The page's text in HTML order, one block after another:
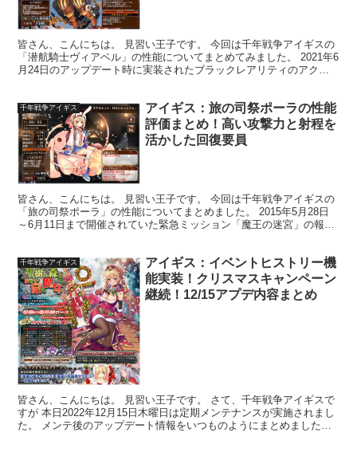
皆さん、こんにちは。 見習い王子です。 今回は千年戦争アイギスの
「潜航騎士ヴィアベル」の性能についてまとめてみました。 2021年6
月24日のアップデート時に実装されたブラックレアリティのアクア
千年戦争アイギス
アイギス：旅の司祭ポーラの性能
評価まとめ！高い攻撃力と射程を
活かした回復要員
皆さん、こんにちは。 見習い王子です。 今回は千年戦争アイギスの
「旅の司祭ポーラ」の性能についてまとめました。 2015年5月28日
～6月11日まで開催されていた緊急ミッション「魔王の迷宮」の報酬
千年戦争アイギス
アイギス：イベントヒストリー機
能実装！クリスマスキャンペーン
継続！12/15アプデ内容まとめ
皆さん、こんにちは。 見習い王子です。 さて、千年戦争アイギスで
すが 本日2022年12月15日木曜日は定期メンテナンスが実施されまし
た。 メンテ後のアップデート情報をいつものようにまとめましたの